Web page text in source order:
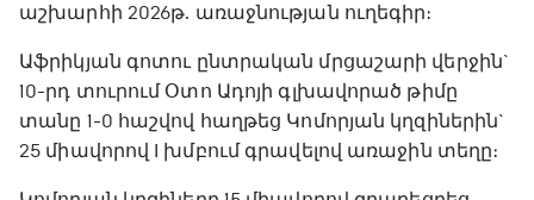
աշխարհի 2026թ. առաջնության ուղեգիր։
Աֆրիկյան գոտու ընտրական մրցաշարի վերջին`
10-րդ տուրում Օտո Ադոյի գլխավորած թիմը
տանը 1-0 հաշվով հաղթեց Կոմորյան կղզիներին`
25 միավորով I խմբում գրավելով առաջին տեղը։